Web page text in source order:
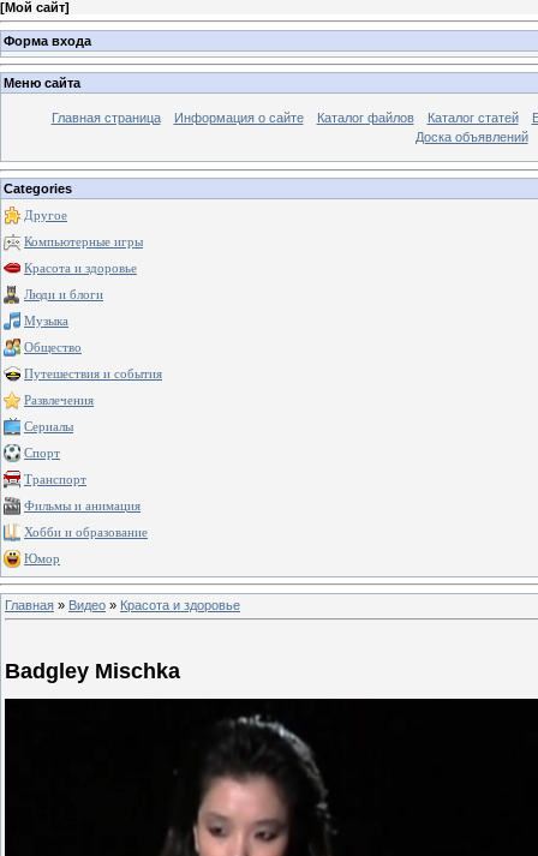
[Мой сайт]
Форма входа
Меню сайта
Главная страница Информация о сайте Каталог файлов Каталог статей
Доска объявлений
Categories
Другое
Компьютерные игры
Красота и здоровье
Люди и блоги
Музыка
Общество
Путешествия и события
Развлечения
Сериалы
Спорт
Транспорт
Фильмы и анимация
Хобби и образование
Юмор
Главная » Видео » Красота и здоровье
Badgley Mischka